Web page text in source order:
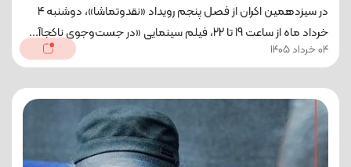
در سیزدهمین اکران از فصل پنجم رویداد «نقدوتماشا»، دوشنبه 4
خرداد ماه از ساعت 19 تا 22، فیلم سینمایی «در جست‌وجوی ناکجا‌آ...
04 خرداد 1405